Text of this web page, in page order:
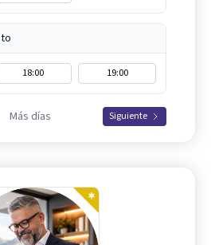
18:00 19:00
Más días Siguiente